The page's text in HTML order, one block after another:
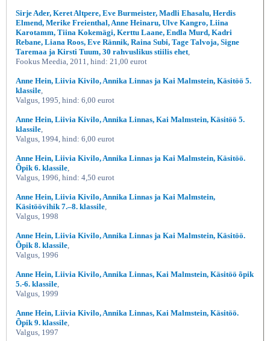
Sirje Ader, Keret Altpere, Eve Burmeister, Madli Ehasalu, Herdis
Elmend, Merike Freienthal, Anne Heinaru, Ulve Kangro, Liina
Karotamm, Tiina Kokemägi, Kerttu Laane, Endla Murd, Kadri
Rebane, Liana Roos, Eve Rännik, Raina Subi, Tage Talvoja, Signe
Taremaa ja Kirsti Tuum, 30 rahvuslikus stiilis ehet
Fookus Meedia, 2011, hind: 21,00 eurot
Anne Hein, Liivia Kivilo, Annika Linnas ja Kai Malmstein, Käsitöö 5.
klassile
Valgus, 1995, hind: 6,00 eurot
Anne Hein, Liivia Kivilo, Annika Linnas, Kai Malmstein, Käsitöö 5.
klassile
Valgus, 1994, hind: 6,00 eurot
Anne Hein, Liivia Kivilo, Annika Linnas ja Kai Malmstein, Käsitöö.
Õpik 6. klassile
Valgus, 1996, hind: 4,50 eurot
Anne Hein, Liivia Kivilo, Annika Linnas ja Kai Malmstein,
Käsitöövihik 7.–8. klassile
Valgus, 1998
Anne Hein, Liivia Kivilo, Annika Linnas ja Kai Malmstein, Käsitöö.
Õpik 8. klassile
Valgus, 1996
Anne Hein, Liivia Kivilo, Annika Linnas, Kai Malmstein, Käsitöö õpik
5.-6. klassile
Valgus, 1999
Anne Hein, Liivia Kivilo, Annika Linnas, Kai Malmstein, Käsitöö.
Õpik 9. klassile
Valgus, 1997